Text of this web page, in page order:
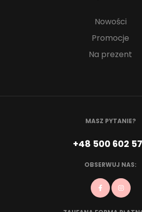
Nowości
Promocje
Na prezent
MASZ PYTANIE?
+48 500 602
OBSERWUJ NAS: